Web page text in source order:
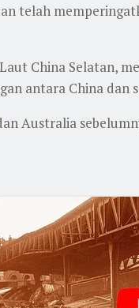
telah
China Selatan,
antara China dan
Australia